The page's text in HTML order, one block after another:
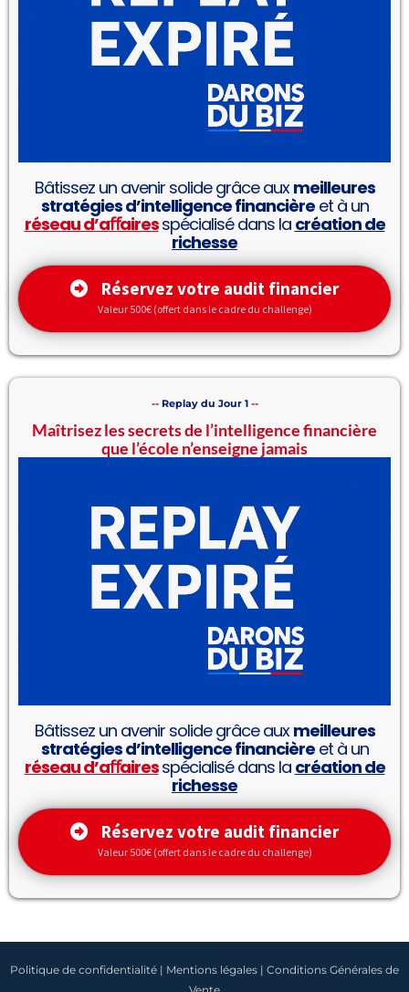
Bâtissez un avenir solide grâce auxmeilleures
stratégies d’intelligence financièreet à un
réseau d’aﬀairesspécialisé dans la création de
richesse
Réservez votre audit financier
Valeur 500€ (offert dans le cadre du challenge)
-- Replay du Jour 1 --
Maîtrisez les secrets de l’intelligence financière
que l’école n’enseigne jamais
Bâtissez un avenir solide grâce auxmeilleures
stratégies d’intelligence financièreet à un
réseau d’aﬀairesspécialisé dans la création de
richesse
Réservez votre audit financier
Valeur 500€ (offert dans le cadre du challenge)
Politique de confidentialité | Mentions légales | Conditions Générales de
Vente